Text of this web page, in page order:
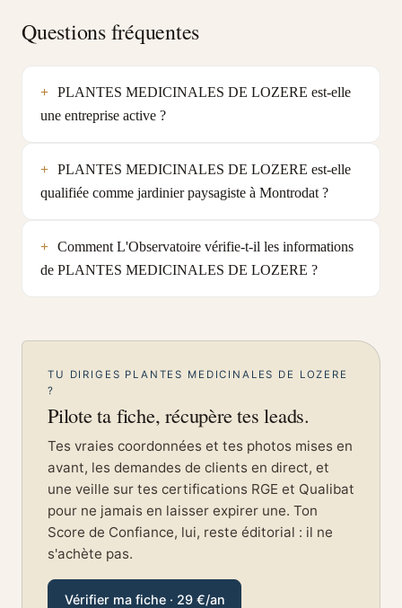
Questions fréquentes
PLANTES MEDICINALES DE LOZERE est-elle
une entreprise active ?
PLANTES MEDICINALES DE LOZERE est-elle
qualifiée comme jardinier paysagiste à Montrodat ?
Comment L'Observatoire vérifie-t-il les informations
de PLANTES MEDICINALES DE LOZERE ?
TU DIRIGES PLANTES MEDICINALES DE LOZERE
?
Pilote ta fiche, récupère tes leads.
Tes vraies coordonnées et tes photos mises en
avant, les demandes de clients en direct, et
une veille sur tes certifications RGE et Qualibat
pour ne jamais en laisser expirer une. Ton
Score de Confiance, lui, reste éditorial : il ne
s'achète pas.
Vérifier ma fiche · 29 €/an